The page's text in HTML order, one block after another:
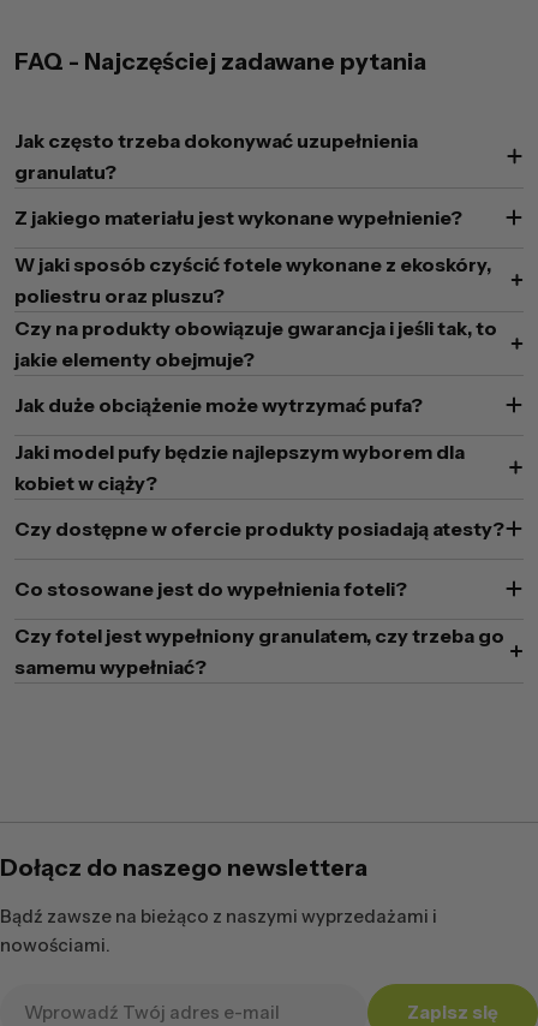
FAQ - Najczęściej zadawane pytania
Jak często trzeba dokonywać uzupełnienia
granulatu?
Z jakiego materiału jest wykonane wypełnienie?
W jaki sposób czyścić fotele wykonane z ekoskóry,
poliestru oraz pluszu?
Czy na produkty obowiązuje gwarancja i jeśli tak, to
jakie elementy obejmuje?
Jak duże obciążenie może wytrzymać pufa?
Jaki model pufy będzie najlepszym wyborem dla
kobiet w ciąży?
Czy dostępne w ofercie produkty posiadają atesty?
Co stosowane jest do wypełnienia foteli?
Czy fotel jest wypełniony granulatem, czy trzeba go
samemu wypełniać?
Dołącz do naszego newslettera
Bądź zawsze na bieżąco z naszymi wyprzedażami i
nowościami.
Zapisz się